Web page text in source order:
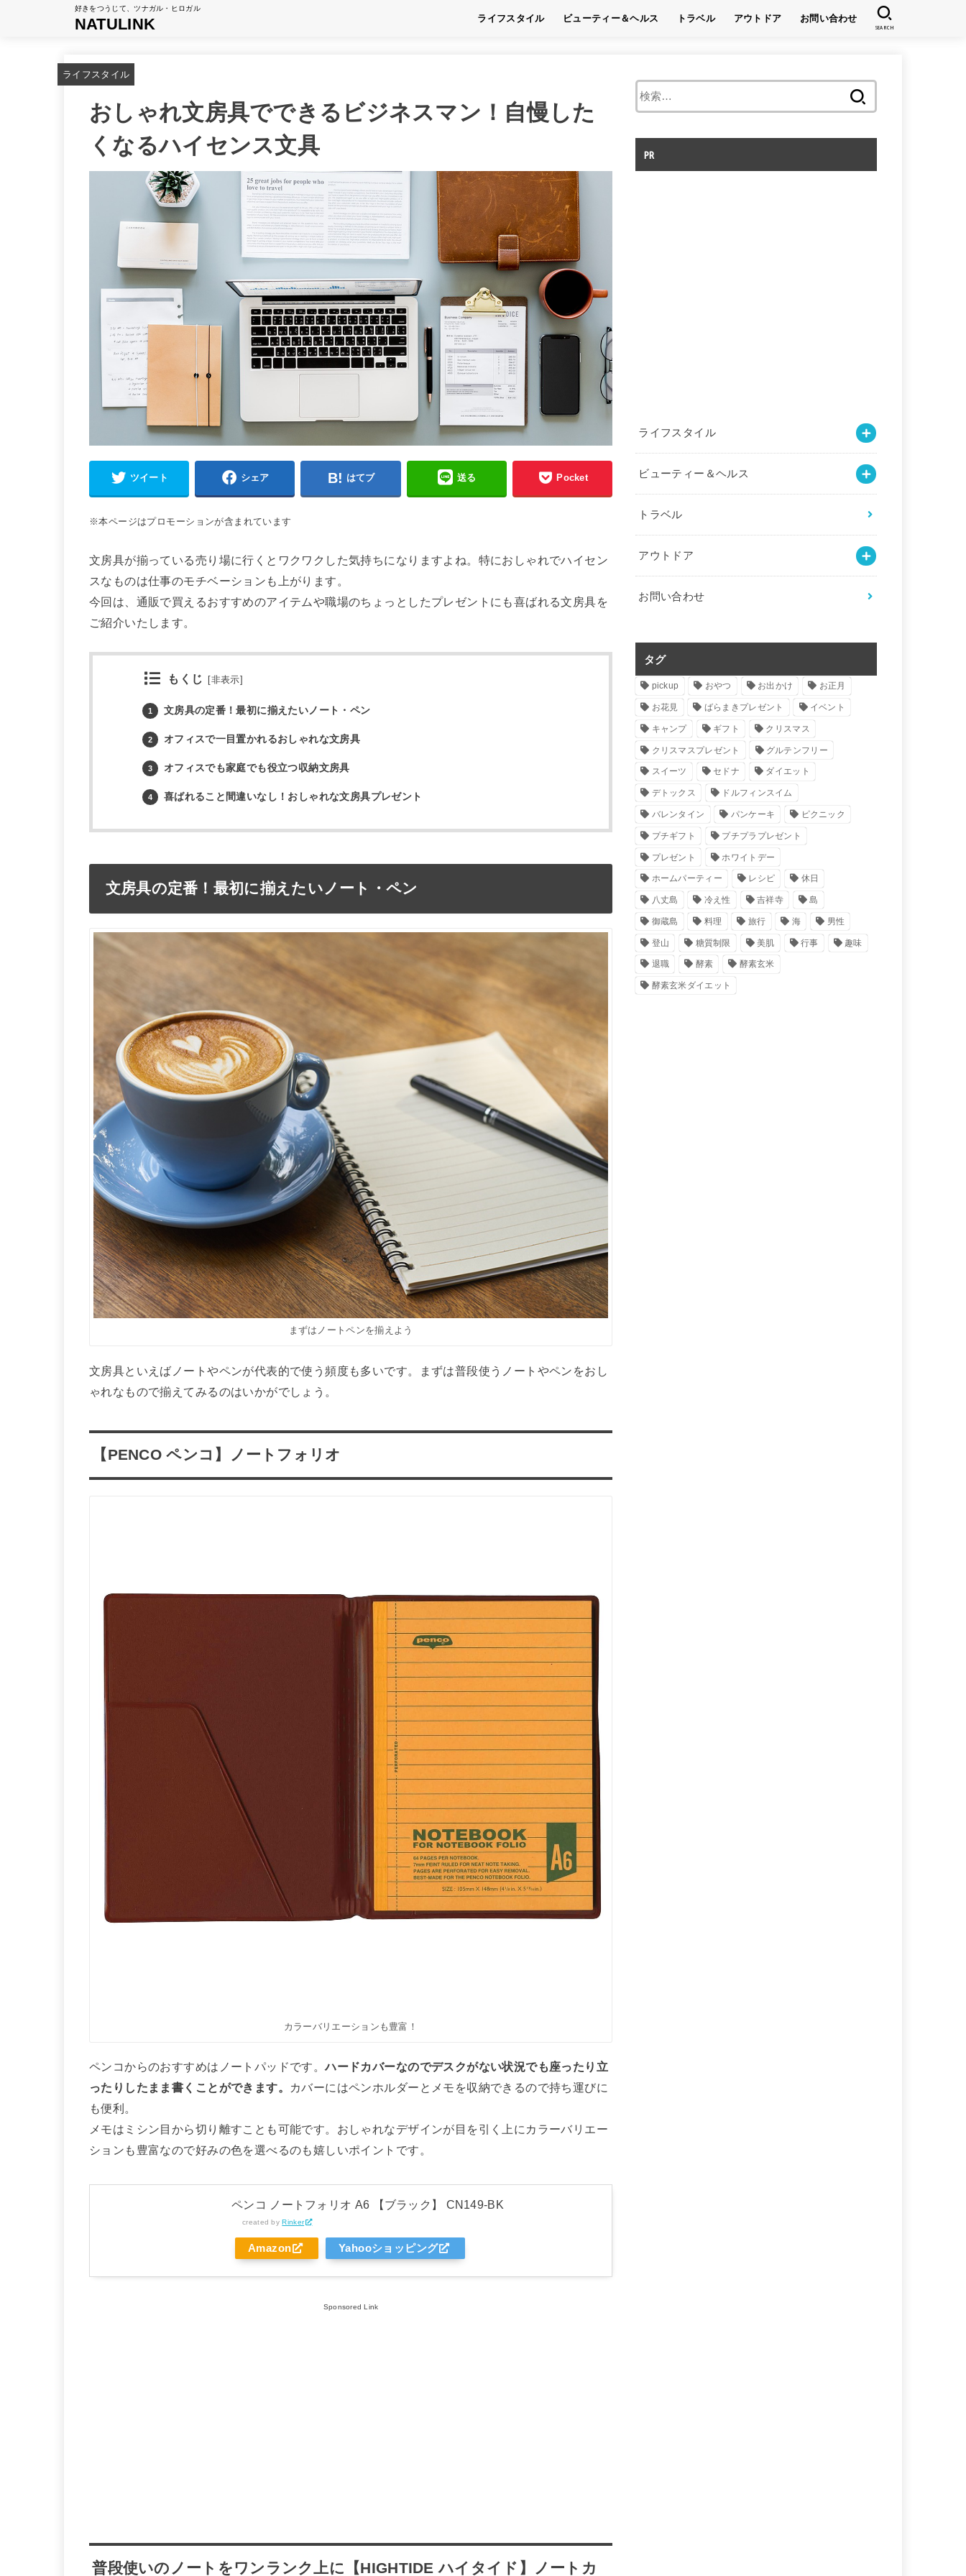
好きをつうじて、ツナガル・ヒロガル
NATULINK ライフスタイル ビューティー＆ヘルス トラベル アウトドア お問い合わせ
SEARCH
ライフスタイル
おしゃれ文房具でできるビジネスマン！自慢した
くなるハイセンス文具
ツイート シェア はてブ 送る Pocket
※本ページはプロモーションが含まれています
文房具が揃っている売り場に行くとワクワクした気持ちになりますよね。特におしゃれでハイセン
スなものは仕事のモチベーションも上がります。
今回は、通販で買えるおすすめのアイテムや職場のちょっとしたプレゼントにも喜ばれる文房具を
ご紹介いたします。
もくじ 非表示
1 文房具の定番！最初に揃えたいノート・ペン
2 オフィスで一目置かれるおしゃれな文房具
3 オフィスでも家庭でも役立つ収納文房具
4 喜ばれること間違いなし！おしゃれな文房具プレゼント
文房具の定番！最初に揃えたいノート・ペン
まずはノートペンを揃えよう
文房具といえばノートやペンが代表的で使う頻度も多いです。まずは普段使うノートやペンをおし
ゃれなもので揃えてみるのはいかがでしょう。
【PENCO ペンコ】ノートフォリオ
カラーバリエーションも豊富！
ペンコからのおすすめはノートパッドです。ハードカバーなのでデスクがない状況でも座ったり立
ったりしたまま書くことができます。
カバーにはペンホルダーとメモを収納できるので持ち運びに
も便利。
メモはミシン目から切り離すことも可能です。おしゃれなデザインが目を引く上にカラーバリエー
ションも豊富なので好みの色を選べるのも嬉しいポイントです。
ペンコ ノートフォリオ A6 【ブラック】 CN149-BK
created byRinker
Amazon Yahooショッピング
Sponsored Link
普段使いのノートをワンランク上に【HIGHTIDE ハイタイド】ノートカ
PR
ライフスタイル
ビューティー＆ヘルス
トラベル
アウトドア
お問い合わせ
タグ
pickup おやつ お出かけ お正月
お花見 ばらまきプレゼント イベント
キャンプ ギフト クリスマス
クリスマスプレゼント グルテンフリー
スイーツ セドナ ダイエット
デトックス ドルフィンスイム
バレンタイン パンケーキ ピクニック
プチギフト プチプラプレゼント
プレゼント ホワイトデー
ホームパーティー レシピ 休日
八丈島 冷え性 吉祥寺 島
御蔵島 料理 旅行 海 男性
登山 糖質制限 美肌 行事 趣味
退職 酵素 酵素玄米
酵素玄米ダイエット